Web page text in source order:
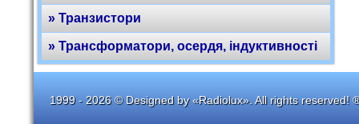
» Транзистори
» Трансформатори, осердя, індуктивності
1999 - 2026 © Designed by «Radiolux». All rights reserved!